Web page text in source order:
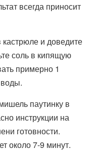
всегда приносит
кастрюле и доведите
соль в кипящую
примерно 1
паутинку в
инструкции на
готовности.
около 7-9 минут.